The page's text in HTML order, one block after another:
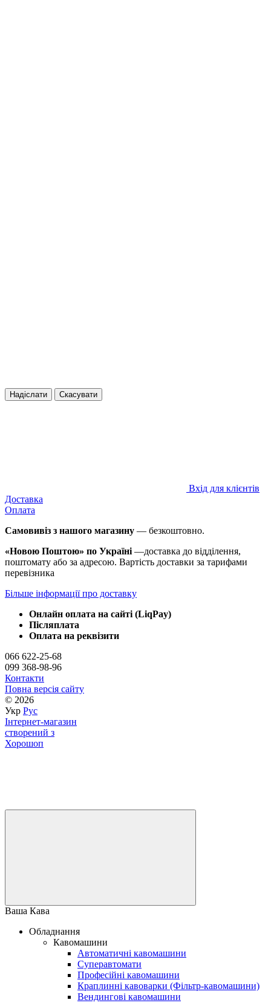
Надіслати Скасувати
Вхід для клієнтів
Доставка
Оплата
Самовивіз з нашого магазину — безкоштовно.
«Новою Поштою» по Україні —доставка до відділення,
поштомату або за адресою. Вартість доставки за тарифами
перевізника
Більше інформації про доставку
Онлайн оплата на сайті (LiqPay)
Післяплата
Оплата на реквізити
066 622-25-68
099 368-98-96
Контакти
Повна версія сайту
© 2026
Укр Рус
Інтернет-магазин
створений з
Хорошоп
Ваша Кава
Обладнання
Кавомашини
Автоматичні кавомашини
Суперавтомати
Професійні кавомашини
Краплинні кавоварки (Фільтр-кавомашини)
Вендингові кавомашини